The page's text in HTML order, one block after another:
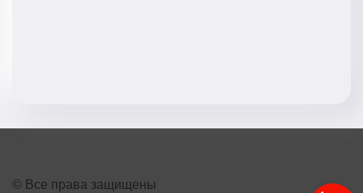
© Все права защищены